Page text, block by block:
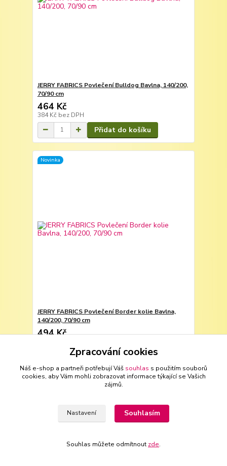
JERRY FABRICS Povlečení Bulldog Bavlna, 140/200,
70/90 cm
464 Kč
384 Kč bez DPH
Přidat do košíku
Novinka
JERRY FABRICS Povlečení Border kolie Bavlna,
140/200, 70/90 cm
494 Kč
Přidat do košíku
Zpracování cookies
Náš e-shop a partneři potřebují Váš souhlas s použitím souborů
cookies, aby Vám mohli zobrazovat informace týkající se Vašich
zájmů.
Nastavení Souhlasím
Souhlas můžete odmítnout zde.